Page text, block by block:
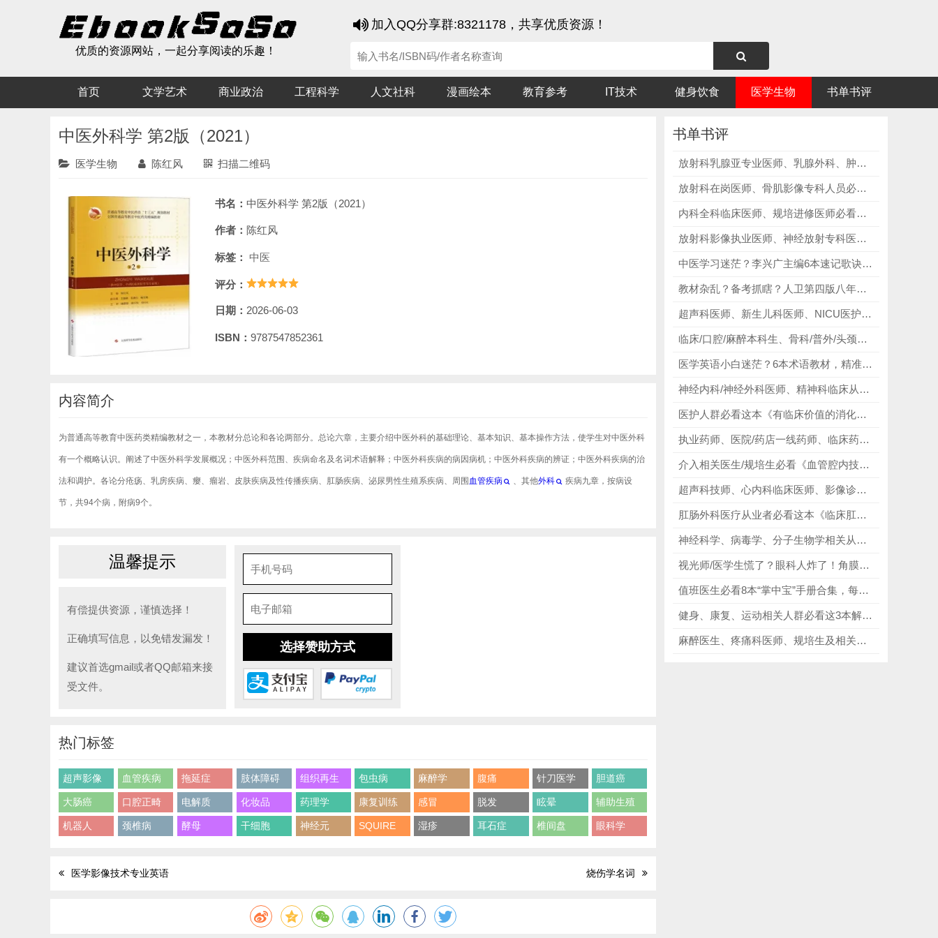
优质的资源网站，一起分享阅读的乐趣！
加入QQ分享群:8321178，共享优质资源！
首页 文学艺术 商业政治 工程科学 人文社科 漫画绘本 教育参考 IT技术 健身饮食 医学生物 书单书评
中医外科学 第2版（2021）
医学生物 陈红风 扫描二维码
书名： 中医外科学 第2版（2021）
作者： 陈红风
标签： 中医
评分：
日期： 2026-06-03
ISBN： 9787547852361
内容简介
为普通高等教育中医药类精编教材之一，本教材分总论和各论两部分。总论六章，主要介绍中医外科的基础理论、基本知识、基本操作方法，使学生对中医外科
有一个概略认识。阐述了中医外科学发展概况；中医外科范围、疾病命名及名词术语解释；中医外科疾病的病因病机；中医外科疾病的辨证；中医外科疾病的治
法和调护。各论分疮疡、乳房疾病、瘿、瘤岩、皮肤疾病及性传播疾病、肛肠疾病、泌尿男性生殖系疾病、周围 血管疾病 、其他外科 疾病九章，按病设
节，共94个病，附病9个。
温馨提示
有偿提供资源，谨慎选择！
正确填写信息，以免错发漏发！
建议首选gmail或者QQ邮箱来接
受文件。
选择赞助方式
热门标签
超声影像 血管疾病 拖延症 肢体障碍 组织再生 包虫病 麻醉学 腹痛 针刀医学 胆道癌
大肠癌 口腔正畸 电解质 化妆品 药理学 康复训练 感冒 脱发 眩晕 辅助生殖
机器人 颈椎病 酵母 干细胞 神经元 SQUIRE 湿疹 耳石症 椎间盘 眼科学
医学影像技术专业英语 烧伤学名词
书单书评
放射科乳腺亚专业医师、乳腺外科、肿瘤科临床医护必看《乳腺影像诊断学第3版》，规范影像分级，精准鉴别乳腺各类病灶！
放射科在岗医师、骨肌影像专科人员必看《Orthopaedic Imaging》，精准鉴别关节炎、代谢性骨病、骨肿瘤等各类骨肌病变！
内科全科临床医师、规培进修医师必看《Harrison's Principles of Internal Medicine｜第22版 2025中英双语套装》，完善全科思维，更新前沿诊疗方案！
放射科影像执业医师、神经放射专科医师必看《神经放射学：关键鉴别诊断和临床问题｜第2版》，深耕疑难影像，拔高专科诊断水准！
中医学习迷茫？李兴广主编6本速记歌诀，精准破解知识点杂、记不住、效率低三大难题！
教材杂乱？备考抓瞎？人卫第四版八年制“十四五”教材，精准破解找书难、不适配、知识散三大痛点！
超声科医师、新生儿科医师、NICU医护、儿科超声进修医生、规培医师与医学生必看实用新生儿超声心动图实用指南，规范扫查操作、提升诊断能力！
临床/口腔/麻醉本科生、骨科/普外/头颈外科医师必看《THIEME Atlas of Anatomy》，以手绘解构人体，以解剖赋能行医！
医学英语小白迷茫？6本术语教材，精准破解术语难记、词根不懂、学习无方向三大难题！
神经内科/神经外科医师、精神科临床从业者必看《人体大脑：颅脑功能解剖学导论》，掌握神经机制，完善疾病诊疗与科研思维！
医护人群必看这本《有临床价值的消化道病理》，这本书精准对接医护人所有需求，从大体解读到影像对照，再到病理分析，都梳理得明明白白！
执业药师、医院/药店一线药师、临床药学实习生必看《药师处方审核培训教材》，精准适配医药人全场景需求，成为药师成长路上的必备宝典！
介入相关医生/规培生必看《血管腔内技术第4版》，从导丝导管基础技巧、塑形方法，到复杂病变处理策略、并发症预防与处理，再到真实病例解析，都梳理得明明白白！
超声科技师、心内科临床医师、影像诊断从业者必看《临床超声心动图综述 第二版》，吃透心超影像，辅助临床诊疗决策！
肛肠外科医疗从业者必看这本《临床肛肠外科学》,大量逼真插图，展现肛肠解剖、疾病表现及手术操作步骤，直观易懂、上手快速!
神经科学、病毒学、分子生物学相关从业者必看《诺贝尔奖：基因、病毒和细胞信号》，详细讲述噬菌体、基因、病毒、细胞信号、第二信使等相关成果的研究过程与科学意义！
视光师/医学生慌了？眼科人炸了！角膜病天花板专著封神，临床卡壳直接救大命！
值班医生必看8本“掌中宝”手册合集，每一本都精准戳中值班需求，从操作规范到急症处理，讲解细致、实用性拉满！
健身、康复、运动相关人群必看这3本解剖列车封神书籍，每本书都有实操方法、练习视频或评估技巧，不管是客户指导、徒手治疗，还是自我训练、损伤预防，学完即应用!
麻醉医生、疼痛科医师、规培生及相关医护从业者必看超声引导神经阻滞技术3本书，解剖、超声、实操，全流程覆盖！